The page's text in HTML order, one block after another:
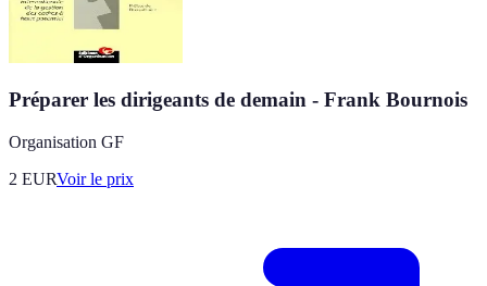
Préparer les dirigeants de demain - Frank Bournois
Organisation GF
2 EURVoir le prix